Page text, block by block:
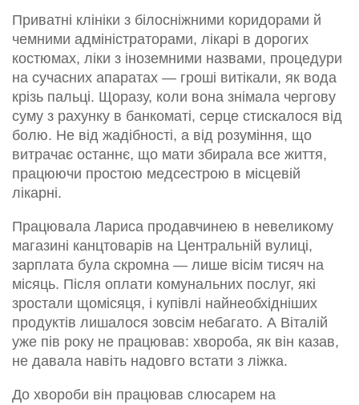
Приватні клініки з білосніжними коридорами й
чемними адміністраторами, лікарі в дорогих
костюмах, ліки з іноземними назвами, процедури
на сучасних апаратах — гроші витікали, як вода
крізь пальці. Щоразу, коли вона знімала чергову
суму з рахунку в банкоматі, серце стискалося від
болю. Не від жадібності, а від розуміння, що
витрачає останнє, що мати збирала все життя,
працюючи простою медсестрою в місцевій
лікарні.
Працювала Лариса продавчинею в невеликому
магазині канцтоварів на Центральній вулиці,
зарплата була скромна — лише вісім тисяч на
місяць. Після оплати комунальних послуг, які
зростали щомісяця, і купівлі найнеобхідніших
продуктів лишалося зовсім небагато. А Віталій
уже пів року не працював: хвороба, як він казав,
не давала навіть надовго встати з ліжка.
До хвороби він працював слюсарем на